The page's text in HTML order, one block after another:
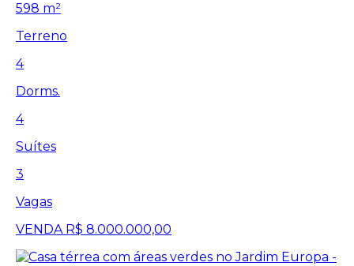
598 m²
Terreno
4
Dorms.
4
Suítes
3
Vagas
VENDA R$ 8.000.000,00